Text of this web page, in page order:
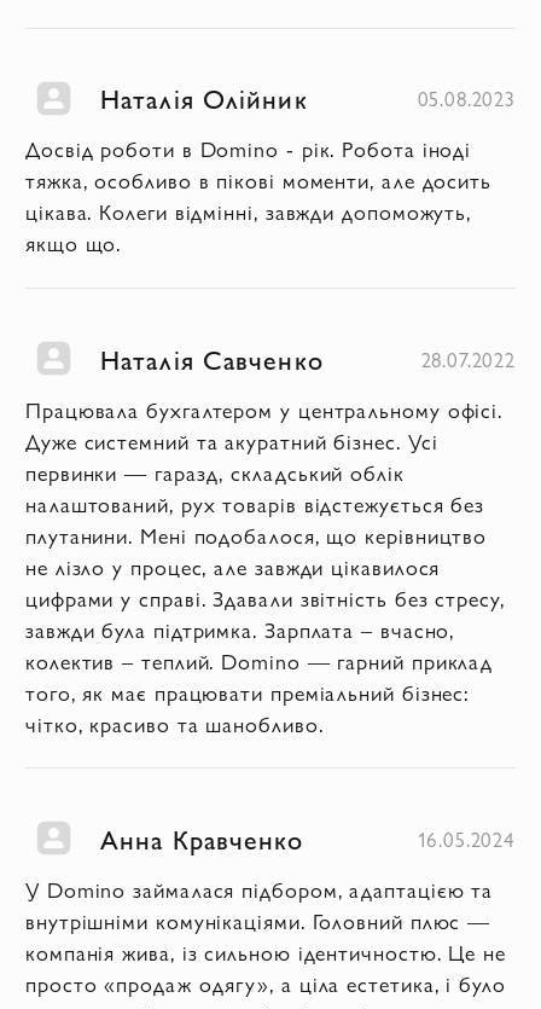
Наталія Олійник 05.08.2023
Досвід роботи в Domino - рік. Робота іноді
тяжка, особливо в пікові моменти, але досить
цікава. Колеги відмінні, завжди допоможуть,
якщо що.
Наталія Савченко 28.07.2022
Працювала бухгалтером у центральному офісі.
Дуже системний та акуратний бізнес. Усі
первинки — гаразд, складський облік
налаштований, рух товарів відстежується без
плутанини. Мені подобалося, що керівництво
не лізло у процес, але завжди цікавилося
цифрами у справі. Здавали звітність без стресу,
завжди була підтримка. Зарплата – вчасно,
колектив – теплий. Domino — гарний приклад
того, як має працювати преміальний бізнес:
чітко, красиво та шанобливо.
Анна Кравченко 16.05.2024
У Domino займалася підбором, адаптацією та
внутрішніми комунікаціями. Головний плюс —
компанія жива, із сильною ідентичностю. Це не
просто «продаж одягу», а ціла естетика, і було